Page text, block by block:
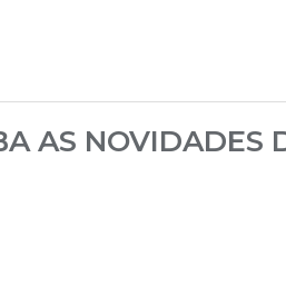
AS NOVIDADES